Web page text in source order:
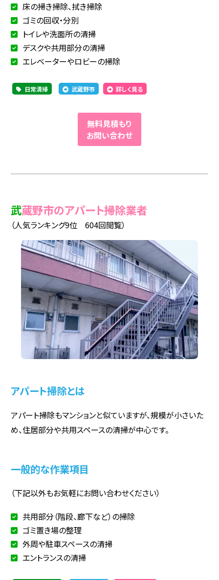
床の掃き掃除、拭き掃除
ゴミの回収・分別
トイレや洗面所の清掃
デスクや共用部分の清掃
エレベーターやロビーの掃除
日常清掃 武蔵野市 詳しく見る
無料見積もり
お問い合わせ
武蔵野市のアパート掃除業者
（人気ランキング9位 604回閲覧）
アパート掃除とは
アパート掃除もマンションと似ていますが、規模が小さいた
め、住居部分や共用スペースの清掃が中心です。
一般的な作業項目
（下記以外もお気軽にお問い合わせください）
共用部分（階段、廊下など）の掃除
ゴミ置き場の整理
外周や駐車スペースの清掃
エントランスの清掃